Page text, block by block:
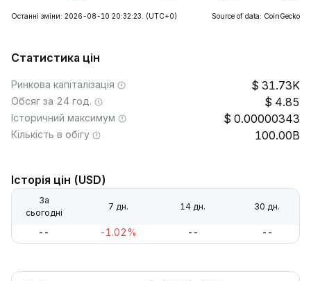
Останні зміни: 2026-08-10 20:32:23. (UTC+0) Source of data: CoinGecko
Статистика цін
Ринкова капіталізація 31.73K
Обсяг за 24 год. 4.85
Історичний максимум 0.00000343
Кількість в обігу 100.00B
Історія цін (USD)
За
сьогодні
7 дн. 14 дн. 30 дн.
-- -1.02% -- --